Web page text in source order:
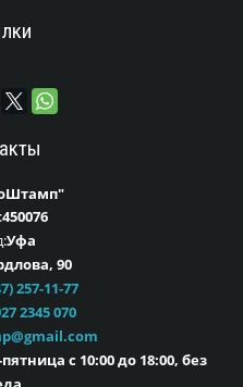
450076
Уфа
90
257-11-77
2345 070
с 10:00 до 18:00, без